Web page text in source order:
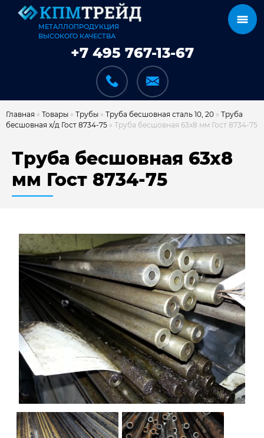
МЕТАЛЛОПРОДУКЦИЯ
ВЫСОКОГО КАЧЕСТВА
+7 495 767-13-67
КАТАЛОГ
КАК МЫ РАБОТАЕМ
ДОСТАВКА И ОПЛАТА
НАШИ ОБЪЕКТЫ
ОТЗЫВЫ
О НАС
БЛОГ
КОНТАКТЫ
Главная » Товары » Трубы » Труба бесшовная сталь 10, 20 » Труба
бесшовная х/д Гост 8734-75 » Труба бесшовная 63х8 мм Гост 8734-75
Труба бесшовная 63х8
мм Гост 8734-75